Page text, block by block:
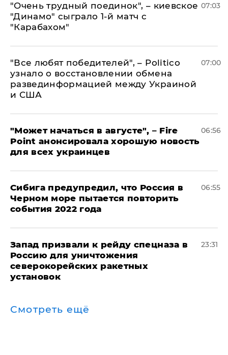
"Очень трудный поединок", – киевское
"Динамо" сыграло 1-й матч с
"Карабахом"
07:03
​"Все любят победителей", – Politico
узнало о восстановлении обмена
развединформацией между Украиной
и США
07:00
"Может начаться в августе", – Fire
Point анонсировала хорошую новость
для всех украинцев
06:56
Сибига предупредил, что Россия в
Черном море пытается повторить
события 2022 года
06:55
Запад призвали к рейду спецназа в
Россию для уничтожения
северокорейских ракетных
установок
23:31
Смотреть ещё